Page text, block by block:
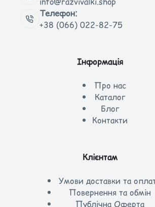
Телефон:
+38 (066) 022-82-75
Інформація
Про нас
Каталог
Блог
Контакти
Клієнтам
Умови доставки та
Повернення та обмін
Публічна Оферта